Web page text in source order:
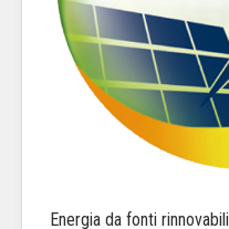
Energia da fonti rinnovabili